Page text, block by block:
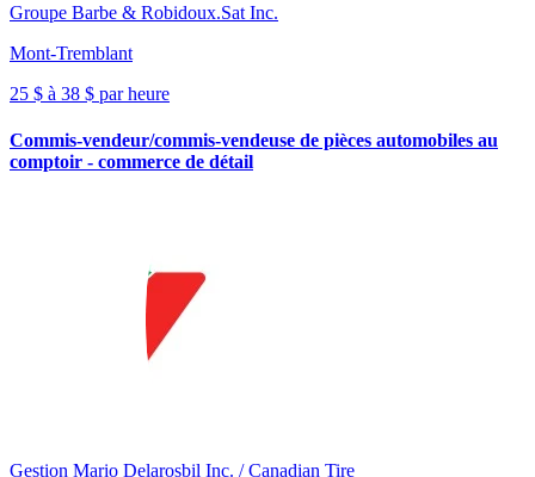
Groupe Barbe & Robidoux.Sat Inc.
Mont-Tremblant
25 $ à 38 $ par heure
Commis-vendeur/commis-vendeuse de pièces automobiles au
comptoir - commerce de détail
Gestion Mario Delarosbil Inc. / Canadian Tire